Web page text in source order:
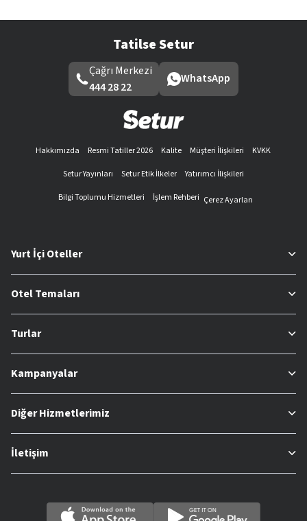
Tatilse Setur
Çağrı Merkezi
444 28 22
WhatsApp
Hakkımızda Resmi Tatiller 2026 Kalite Müşteri İlişkileri
KVKK
Setur Yayınları
Setur Etik İlkeler
Yatırımcı İlişkileri
Bilgi Toplumu Hizmetleri
İşlem Rehberi Çerez Ayarları
Yurt İçi Oteller
Otel Temaları
Turlar
Kampanyalar
Diğer Hizmetlerimiz
İletişim